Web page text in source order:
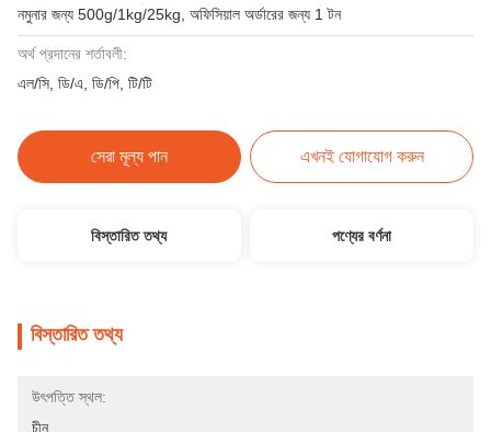
নমুনার জন্য 500g/1kg/25kg, অফিসিয়াল অর্ডারের জন্য 1 টন
অর্থ প্রদানের শর্তাবলী:
এল/সি, ডি/এ, ডি/পি, টি/টি
সেরা মূল্য পান এখনই যোগাযোগ করুন
বিস্তারিত তথ্য পণ্যের বর্ণনা
বিস্তারিত তথ্য
উৎপত্তি স্থল:
চীন